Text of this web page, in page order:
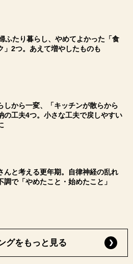
ふたり暮らし、やめてよかった「食
」2つ。あえて増やしたものも
しから一変、「キッチンが散らから
の工夫4つ。小さな工夫で戻しやすい
んと考える更年期。自律神経の乱れ
調で「やめたこと・始めたこと」
グをもっと見る